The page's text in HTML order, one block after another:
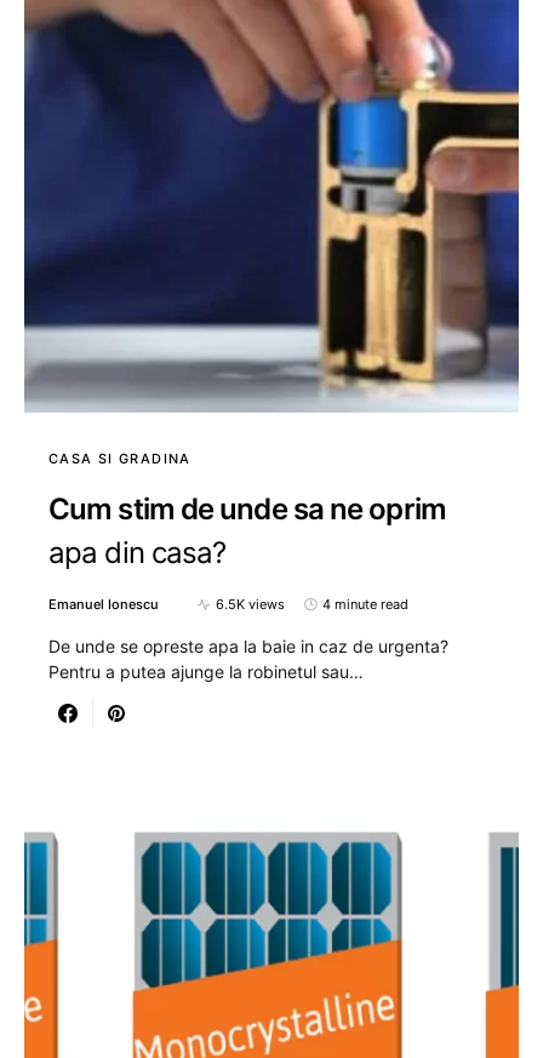
CASA SI GRADINA
Cum stim de unde sa ne oprim
apa din casa?
Emanuel Ionescu 6.5K views 4 minute read
De unde se opreste apa la baie in caz de urgenta?
Pentru a putea ajunge la robinetul sau…